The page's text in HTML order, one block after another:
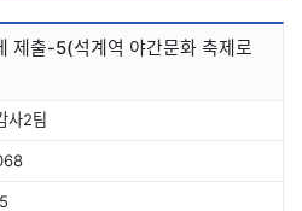
제출-5(석계역 야간문화 축제로
사2팀